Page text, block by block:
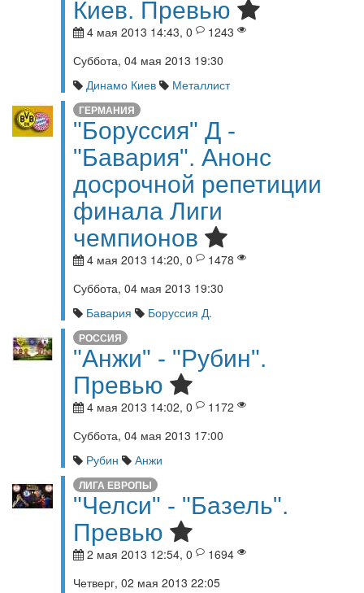
Киев. Превью
4 мая 2013 14:43, 0
1243
Суббота, 04 мая 2013 19:30
Динамо Киев
Металлист
ГЕРМАНИЯ
"Боруссия" Д -
"Бавария". Анонс
досрочной репетиции
финала Лиги
чемпионов
4 мая 2013 14:20, 0
1478
Суббота, 04 мая 2013 19:30
Бавария
Боруссия Д.
РОССИЯ
"Анжи" - "Рубин".
Превью
4 мая 2013 14:02, 0
1172
Суббота, 04 мая 2013 17:00
Рубин
Анжи
ЛИГА ЕВРОПЫ
"Челси" - "Базель".
Превью
2 мая 2013 12:54, 0
1694
Четверг, 02 мая 2013 22:05